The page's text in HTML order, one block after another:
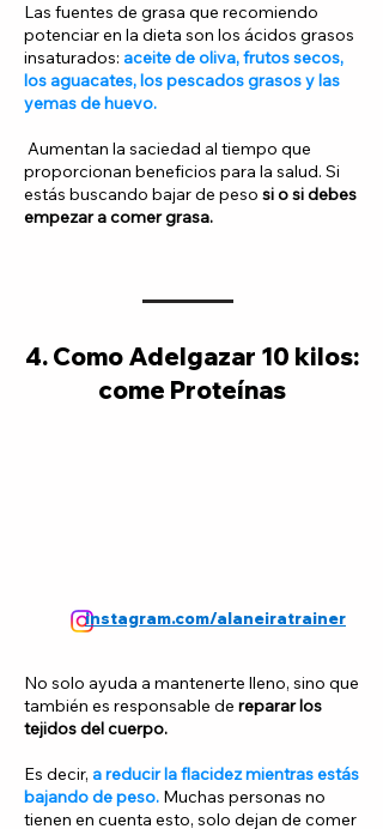
Las fuentes de grasa que recomiendo
potenciar en la dieta son los ácidos grasos
insaturados: aceite de oliva, frutos secos,
los aguacates, los pescados grasos y las
yemas de huevo.
Aumentan la saciedad al tiempo que
proporcionan beneficios para la salud. Si
estás buscando bajar de peso si o si debes
empezar a comer grasa.
4. Como Adelgazar 10 kilos:
come Proteínas
instagram.com/alaneiratrainer
No solo ayuda a mantenerte lleno, sino que
también es responsable de reparar los
tejidos del cuerpo.
Es decir, a reducir la flacidez mientras estás
bajando de peso. Muchas personas no
tienen en cuenta esto, solo dejan de comer